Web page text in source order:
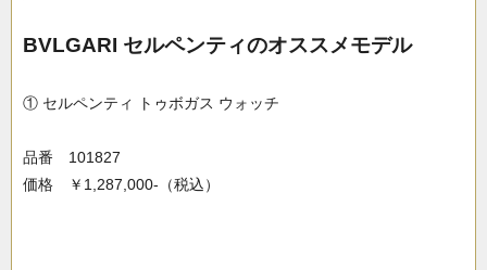
BVLGARI セルペンティのオススメモデル
① セルペンティ トゥボガス ウォッチ
品番 101827
価格 ￥1,287,000-（税込）